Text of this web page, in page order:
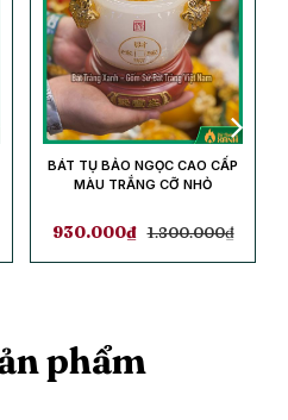
BÁT TỤ BẢO NGỌC CAO CẤP
MÀU TRẮNG CỠ NHỎ
930.000₫ 1.800.000₫
phẩm